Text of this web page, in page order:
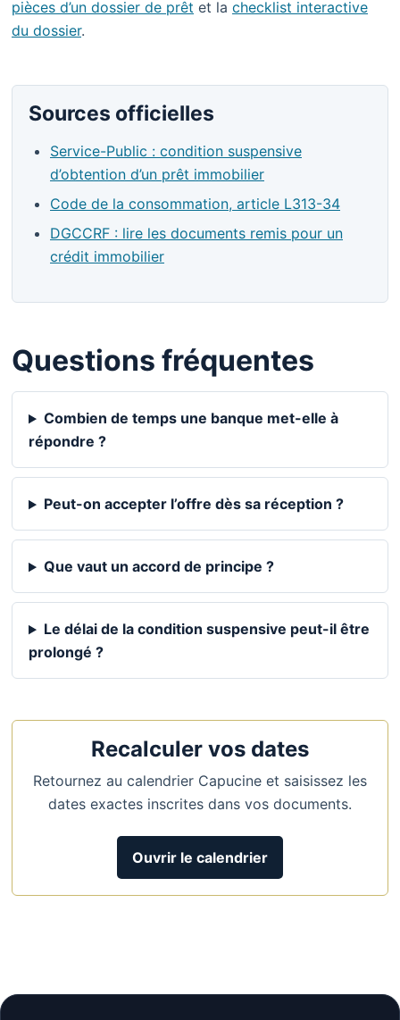
pièces d’un dossier de prêt et la checklist interactive
du dossier.
Sources officielles
Service-Public : condition suspensive
d’obtention d’un prêt immobilier
Code de la consommation, article L313-34
DGCCRF : lire les documents remis pour un
crédit immobilier
Questions fréquentes
Combien de temps une banque met-elle à
répondre ?
Peut-on accepter l’offre dès sa réception ?
Que vaut un accord de principe ?
Le délai de la condition suspensive peut-il être
prolongé ?
Recalculer vos dates
Retournez au calendrier Capucine et saisissez les
dates exactes inscrites dans vos documents.
Ouvrir le calendrier